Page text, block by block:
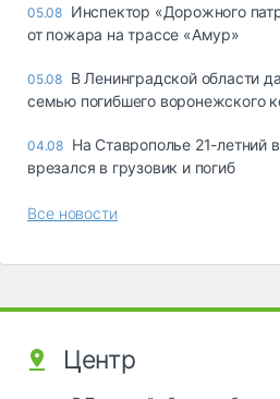
05.08 Инспектор «Дорожного
от пожара на трассе «Амур»
05.08 В Ленинградской области
семью погибшего воронежского
04.08 На Ставрополье 21-летний
врезался в грузовик и погиб
Все новости
Центр